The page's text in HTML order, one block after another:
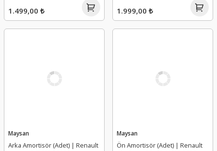
1.499,00 ₺ 1.999,00 ₺
Maysan
Arka Amortisör (Adet) | Renault
Maysan
Ön Amortisör (Adet) | Renault